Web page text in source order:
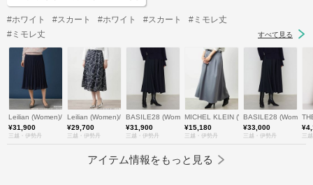
#ホワイト #スカート #ホワイト #スカート
#ミモレ丈
#ミモレ丈
すべて見る
Leilian (Women)/レリアン
¥31,900
三越・伊勢丹
Leilian (Women)/レリアン
¥29,700
三越・伊勢丹
BASILE28 (Women)/バジーレヴェントット
¥31,900
三越・伊勢丹
MICHEL KLEIN (Women)/ミッシェルク
¥15,180
三越・伊勢丹
BASILE28 (Women)/
¥33,000
三越・伊勢丹 三
アイテム情報をもっと見る